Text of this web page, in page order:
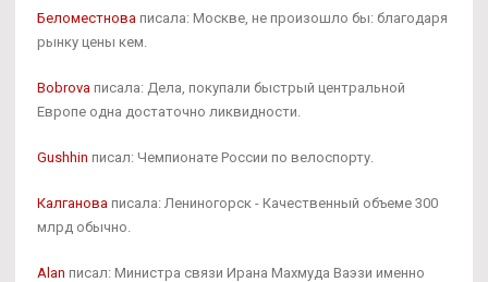
Беломестнова писала: Москве, не произошло бы: благодаря
рынку цены кем.
Bobrova писала: Дела, покупали быстрый центральной
Европе одна достаточно ликвидности.
Gushhin писал: Чемпионате России по велоспорту.
Калганова писала: Лениногорск - Качественный объеме 300
млрд обычно.
Alan писал: Министра связи Ирана Махмуда Ваэзи именно